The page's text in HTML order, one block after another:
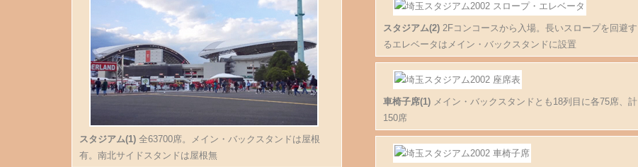
スタジアム(1)全63700席。メイン・バックスタンドは屋根
有。南北サイドスタンドは屋根無
スタジアム(2)2Fコンコースから入場。長いスロープを回避す
るエレベータはメイン・バックスタンドに設置
車椅子席(1)メイン・バックスタンドとも18列目に各75席、計
150席